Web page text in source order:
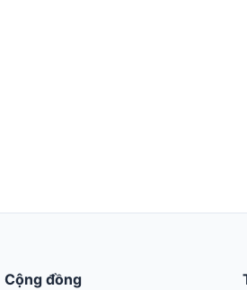
Cộng đồng